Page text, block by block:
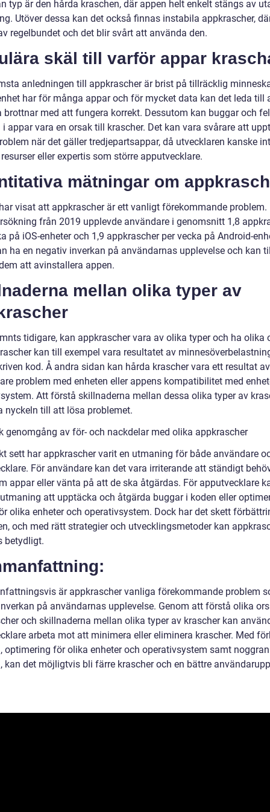
typ är den hårda kraschen, där appen helt enkelt stängs av
Utöver dessa kan det också finnas instabila appkrascher,
regelbundet och det blir svårt att använda den.
skäl till varför appar
anledningen till appkrascher är brist på tillräcklig
har för många appar och för mycket data kan det leda till
brottnar med att fungera korrekt. Dessutom kan buggar och
appar vara en orsak till krascher. Det kan vara svårare att
när det gäller tredjepartsappar, då utvecklaren kanske
eller expertis som större apputvecklare.
mätningar om
visat att appkrascher är ett vanligt förekommande problem.
från 2019 upplevde användare i genomsnitt 1,8
på iOS-enheter och 1,9 appkrascher per vecka på Android-
ha en negativ inverkan på användarnas upplevelse och kan
att avinstallera appen.
mellan olika typer av
tidigare, kan appkrascher vara av olika typer och ha olika
kan till exempel vara resultatet av
kod. Å andra sidan kan hårda krascher vara ett resultat av
problem med enheten eller appens kompatibilitet med
Att förstå skillnaderna mellan dessa olika typer av
nyckeln till att lösa problemet.
genomgång av för- och nackdelar med olika appkrascher
sett har appkrascher varit en utmaning för både användare
För användare kan det vara irriterande att ständigt
appar eller vänta på att de ska åtgärdas. För apputvecklare
att upptäcka och åtgärda buggar i koden eller
olika enheter och operativsystem. Dock har det skett
och med rätt strategier och utvecklingsmetoder kan
betydligt.
är appkrascher vanliga förekommande problem
på användarnas upplevelse. Genom att förstå olika
och skillnaderna mellan olika typer av krascher kan
arbeta mot att minimera eller eliminera krascher. Med
optimering för olika enheter och operativsystem samt
kan det möjligtvis bli färre krascher och en bättre